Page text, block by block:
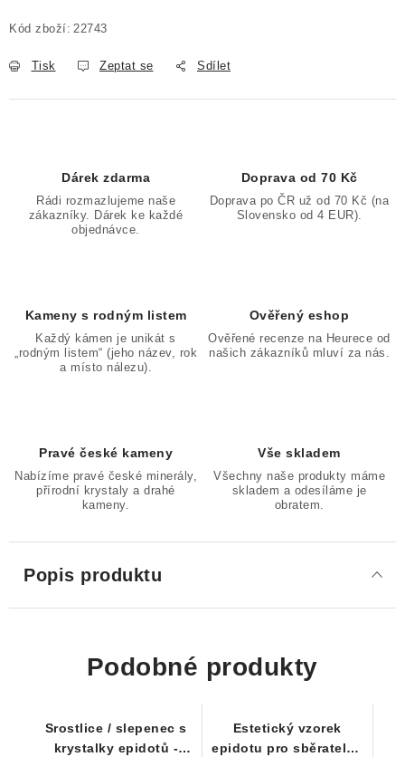
Kód zboží: 22743
Tisk Zeptat se Sdílet
Dárek zdarma
Rádi rozmazlujeme naše
zákazníky. Dárek ke každé
objednávce.
Doprava od 70 Kč
Doprava po ČR už od 70 Kč (na
Slovensko od 4 EUR).
Kameny s rodným listem
Každý kámen je unikát s
„rodným listem“ (jeho název, rok
a místo nálezu).
Ověřený eshop
Ověřené recenze na Heurece od
našich zákazníků mluví za nás.
Pravé české kameny
Nabízíme pravé české minerály,
přírodní krystaly a drahé
kameny.
Vše skladem
Všechny naše produkty máme
skladem a odesíláme je
obratem.
Popis produktu
Podobné produkty
Srostlice / slepenec s
krystalky epidotů -
Estetický vzorek
epidotu pro sběratele -